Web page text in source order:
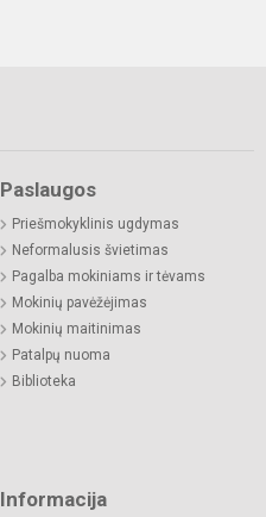
Paslaugos
Priešmokyklinis ugdymas
Neformalusis švietimas
Pagalba mokiniams ir tėvams
Mokinių pavėžėjimas
Mokinių maitinimas
Patalpų nuoma
Biblioteka
Informacija